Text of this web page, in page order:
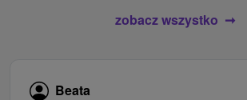
zobacz wszystko
Beata